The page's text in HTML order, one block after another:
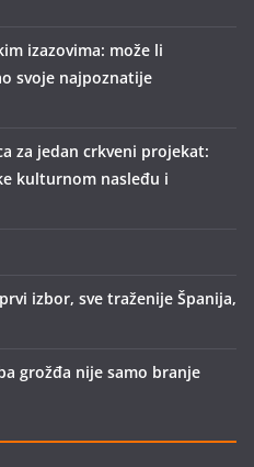
izazovima: može li
svoje najpoznatije
za jedan crkveni projekat:
kulturnom nasleđu i
izbor, sve traženije Španija,
grožđa nije samo branje